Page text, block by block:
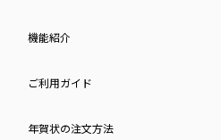
機能紹介
ご利用ガイド
年賀状の注文方法